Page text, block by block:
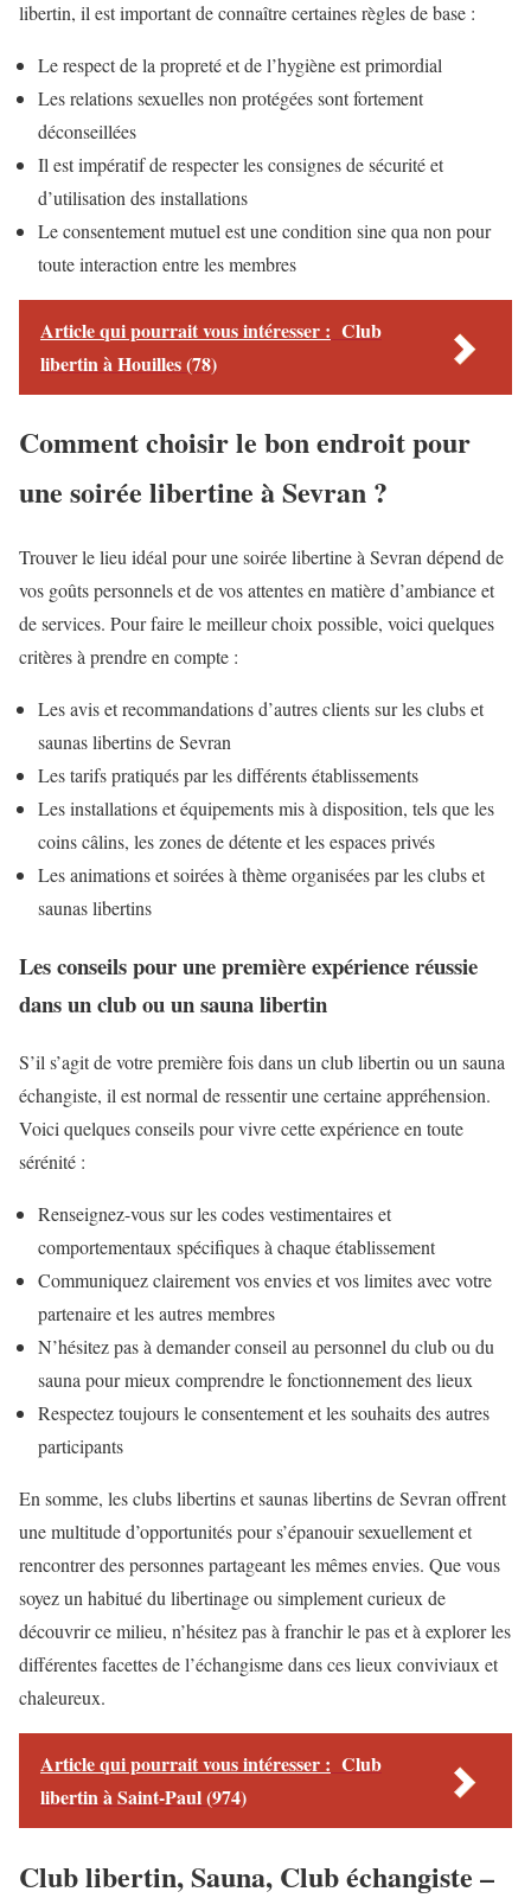
libertin, il est important de connaître certaines règles de base :
Le respect de la propreté et de l’hygiène est primordial
Les relations sexuelles non protégées sont fortement
déconseillées
Il est impératif de respecter les consignes de sécurité et
d’utilisation des installations
Le consentement mutuel est une condition sine qua non pour
toute interaction entre les membres
Article qui pourrait vous intéresser : Club
libertin à Houilles (78)
Comment choisir le bon endroit pour
une soirée libertine à Sevran ?
Trouver le lieu idéal pour une soirée libertine à Sevran dépend de
vos goûts personnels et de vos attentes en matière d’ambiance et
de services. Pour faire le meilleur choix possible, voici quelques
critères à prendre en compte :
Les avis et recommandations d’autres clients sur les clubs et
saunas libertins de Sevran
Les tarifs pratiqués par les différents établissements
Les installations et équipements mis à disposition, tels que les
coins câlins, les zones de détente et les espaces privés
Les animations et soirées à thème organisées par les clubs et
saunas libertins
Les conseils pour une première expérience réussie
dans un club ou un sauna libertin
S’il s’agit de votre première fois dans un club libertin ou un sauna
échangiste, il est normal de ressentir une certaine appréhension.
Voici quelques conseils pour vivre cette expérience en toute
sérénité :
Renseignez-vous sur les codes vestimentaires et
comportementaux spécifiques à chaque établissement
Communiquez clairement vos envies et vos limites avec votre
partenaire et les autres membres
N’hésitez pas à demander conseil au personnel du club ou du
sauna pour mieux comprendre le fonctionnement des lieux
Respectez toujours le consentement et les souhaits des autres
participants
En somme, les clubs libertins et saunas libertins de Sevran offrent
une multitude d’opportunités pour s’épanouir sexuellement et
rencontrer des personnes partageant les mêmes envies. Que vous
soyez un habitué du libertinage ou simplement curieux de
découvrir ce milieu, n’hésitez pas à franchir le pas et à explorer les
différentes facettes de l’échangisme dans ces lieux conviviaux et
chaleureux.
Article qui pourrait vous intéresser : Club
libertin à Saint-Paul (974)
Club libertin, Sauna, Club échangiste –